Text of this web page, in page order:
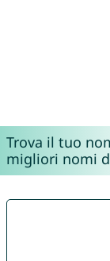
Trova il tuo
migliori nomi